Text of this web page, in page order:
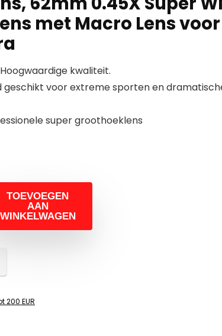
met Macro Lens voor
kwaliteit.
geschikt voor extreme sporten en
super groothoeklens
TOEVOEGEN
AAN
WINKELWAGEN
200 EUR